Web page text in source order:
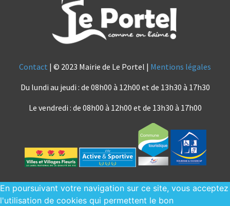
Contact | © 2023 Mairie de Le Portel | Mentions légales
Du lundi au jeudi : de 08h00 à 12h00 et de 13h30 à 17h30
Le vendredi : de 08h00 à 12h00 et de 13h30 à 17h00
En poursuivant votre navigation sur ce site, vous acceptez
l'utilisation de cookies qui permettent le bon